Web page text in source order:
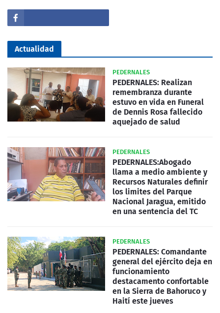
Actualidad
PEDERNALES
PEDERNALES: Realizan
remembranza durante
estuvo en vida en Funeral
de Dennis Rosa fallecido
aquejado de salud
PEDERNALES
PEDERNALES:Abogado
llama a medio ambiente y
Recursos Naturales definir
los limites del Parque
Nacional Jaragua, emitido
en una sentencia del TC
PEDERNALES
PEDERNALES: Comandante
general del ejército deja en
funcionamiento
destacamento confortable
en la Sierra de Bahoruco y
Haití este jueves